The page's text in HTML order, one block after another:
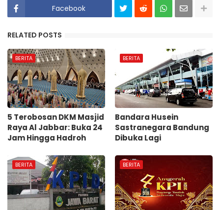
Facebook
RELATED POSTS
BERITA
5 Terobosan DKM Masjid
Raya Al Jabbar: Buka 24
Jam Hingga Hadroh
BERITA
Bandara Husein
Sastranegara Bandung
Dibuka Lagi
BERITA BERITA